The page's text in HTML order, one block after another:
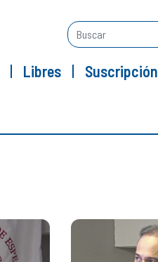
Libres Suscripción